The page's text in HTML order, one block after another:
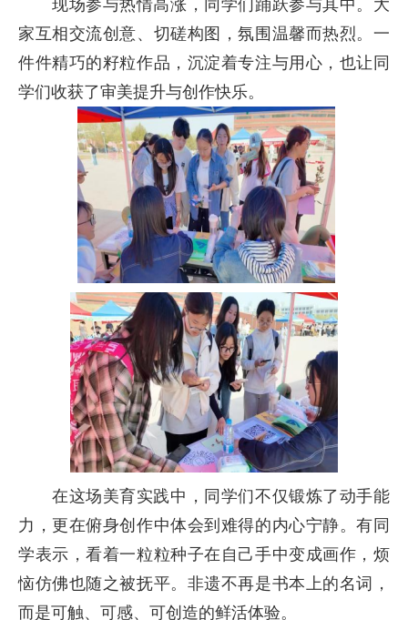
现场参与热情高涨，同学们踊跃参与其中。大
家互相交流创意、切磋构图，氛围温馨而热烈。一
件件精巧的籽粒作品，沉淀着专注与用心，也让同
学们收获了审美提升与创作快乐。
在这场美育实践中，同学们不仅锻炼了动手能
力，更在俯身创作中体会到难得的内心宁静。有同
学表示，看着一粒粒种子在自己手中变成画作，烦
恼仿佛也随之被抚平。非遗不再是书本上的名词，
而是可触、可感、可创造的鲜活体验。